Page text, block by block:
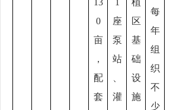
0
亩
，
配
套
座
泵
站
灌
区
基
础
设
施
每
年
组
织
不
少